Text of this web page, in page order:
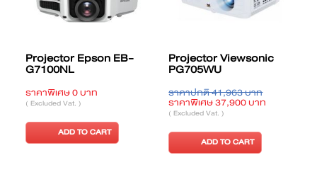
Projector Epson EB-
G7100NL
ราคาพิเศษ 0 บาท
( Excluded Vat. )
ADD TO CART
Projector Viewsonic
PG705WU
ราคาปกติ 41,963 บาท
ราคาพิเศษ 37,900 บาท
( Excluded Vat. )
ADD TO CART